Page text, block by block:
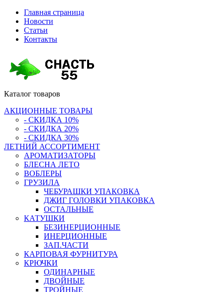
Главная страница
Новости
Статьи
Контакты
Каталог товаров
АКЦИОННЫЕ ТОВАРЫ
- СКИДКА 10%
- СКИДКА 20%
- СКИДКА 30%
ЛЕТНИЙ АССОРТИМЕНТ
АРОМАТИЗАТОРЫ
БЛЕСНА ЛЕТО
ВОБЛЕРЫ
ГРУЗИЛА
ЧЕБУРАШКИ УПАКОВКА
ДЖИГ ГОЛОВКИ УПАКОВКА
ОСТАЛЬНЫЕ
КАТУШКИ
БЕЗИНЕРЦИОННЫЕ
ИНЕРЦИОННЫЕ
ЗАП.ЧАСТИ
КАРПОВАЯ ФУРНИТУРА
КРЮЧКИ
ОДИНАРНЫЕ
ДВОЙНЫЕ
ТРОЙНЫЕ